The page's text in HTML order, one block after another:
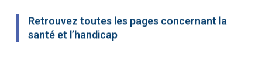
Retrouvez toutes les pages concernant la
santé et l’handicap